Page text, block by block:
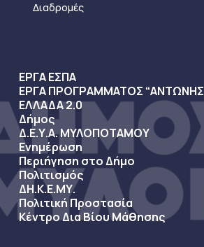
Διαδρομές
ΕΡΓΑ ΕΣΠΑ
ΕΡΓΑ ΠΡΟΓΡΑΜΜΑΤΟΣ “ΑΝΤΩΝΗΣ
ΕΛΛΑΔΑ 2.0
Δήμος
Δ.Ε.Υ.Α. ΜΥΛΟΠΟΤΑΜΟΥ
Ενημέρωση
Περιήγηση στο Δήμο
Πολιτισμός
ΔΗ.Κ.Ε.ΜΥ.
Πολιτική Προστασία
Κέντρο Δια Βίου Μάθησης